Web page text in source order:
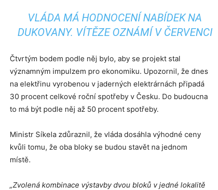
VLÁDA MÁ HODNOCENÍ NABÍDEK NA
DUKOVANY. VÍTĚZE OZNÁMÍ V ČERVENCI
Čtvrtým bodem podle něj bylo, aby se projekt stal
významným impulzem pro ekonomiku. Upozornil, že dnes
na elektřinu vyrobenou v jaderných elektrárnách připadá
30 procent celkové roční spotřeby v Česku. Do budoucna
to má být podle něj až 50 procent spotřeby.
Ministr Síkela zdůraznil, že vláda dosáhla výhodné ceny
kvůli tomu, že oba bloky se budou stavět na jednom
místě.
„Zvolená kombinace výstavby dvou bloků v jedné lokalitě